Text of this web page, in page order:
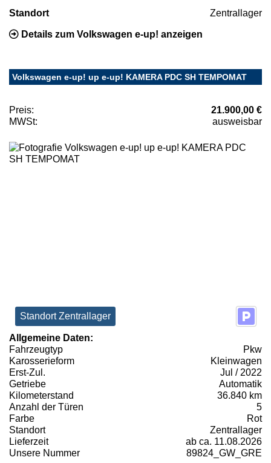
Standort Zentrallager
Details zum Volkswagen e-up! anzeigen
Volkswagen e-up! up e-up! KAMERA PDC SH TEMPOMAT
Preis:
21.900,00 €
MWSt:
ausweisbar
Standort Zentrallager
Allgemeine Daten:
Fahrzeugtyp
Pkw
Karosserieform
Kleinwagen
Erst-Zul.
Jul / 2022
Getriebe
Automatik
Kilometerstand
36.840 km
Anzahl der Türen
5
Farbe
Rot
Standort
Zentrallager
Lieferzeit
ab ca. 11.08.2026
Unsere Nummer
89824_GW_GRE